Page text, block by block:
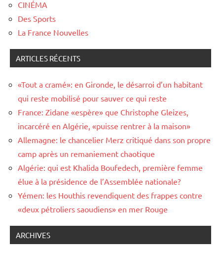
CINÉMA
Des Sports
La France Nouvelles
ARTICLES RÉCENTS
«Tout a cramé»: en Gironde, le désarroi d’un habitant
qui reste mobilisé pour sauver ce qui reste
France: Zidane «espère» que Christophe Gleizes,
incarcéré en Algérie, «puisse rentrer à la maison»
Allemagne: le chancelier Merz critiqué dans son propre
camp après un remaniement chaotique
Algérie: qui est Khalida Boufedech, première femme
élue à la présidence de l’Assemblée nationale?
Yémen: les Houthis revendiquent des frappes contre
«deux pétroliers saoudiens» en mer Rouge
ARCHIVES